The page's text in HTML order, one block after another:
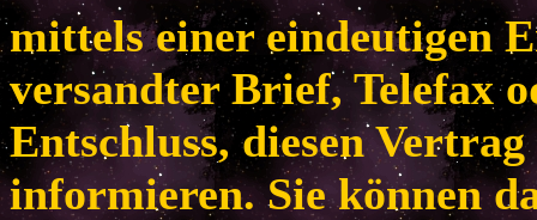
mittels einer eindeutigen
versandter Brief, Telefax
Entschluss, diesen
informieren. Sie können